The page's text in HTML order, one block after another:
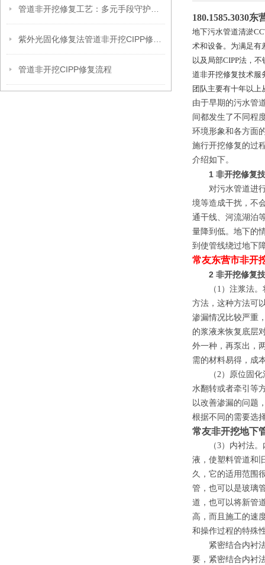
管道非开挖CIPP修复流程
180.1585.3030
地下污水管道清淤
术和设备。为满足有
以及局部CIPP法，
道非开挖修复技术服
团队主要有十年以
由于早期的污水管
间都发生了不同程
环境形象和各方面
施行开挖修复的过
介绍如下。
1 非开挖修复
对污水管道进行
境等造成干扰，不
通干线、河流湖泊
量降到低。地下的
到使管线绕过地下
常友东营市非开
2 非开挖修复
（1）注浆法。将
方法，这种方法可
渗漏情况比较严重
的浆液来恢复底层
外一种，再泵出，
需的材料易得，成
（2）原位固化法
水翻转或者牵引等
以改善渗漏的问题
根据不同的需要选
常友非开挖地下
（3）内衬法。内
液，使塑料管道和
久，它的适用范围
管，也可以是玻璃
道，也可以将新管
高，而且施工的速
和操作过程的特殊
紧密结合内衬法
要，紧密结合内衬